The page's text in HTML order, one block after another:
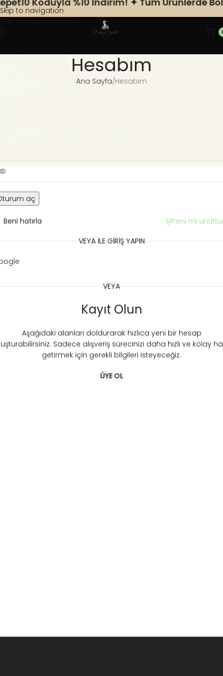
Skip to navigation
Hesabım
Ana Sayfa Hesabım
aç
Şifreni mi
Beni hatırla
VEYA ILE GIRIŞ YAPIN
VEYA
Kayıt Olun
Aşağıdaki alanları doldurarak hızlıca yeni bir hesap
Sadece alışveriş sürecinizi daha hızlı ve kolay
getirmek için gerekli bilgileri isteyeceğiz.
ÜYE OL